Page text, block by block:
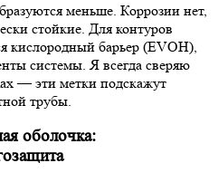
меньше. Коррозии нет,
стойкие. Для контуров
кислородный барьер (EVOH),
системы. Я всегда сверяю
— эти метки подскажут
трубы.
оболочка: